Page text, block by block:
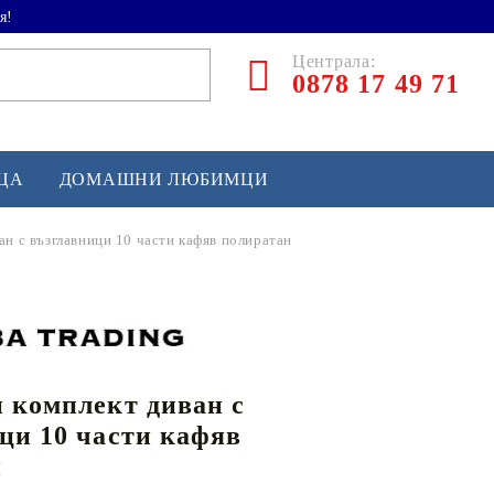
Централа:
0878 17 49 71
и софтбол
и лакрос
спортно оборудване
ДОМАШНИ ЛЮБИМЦИ
с възглавници 10 части кафяв полиратан
комплект диван с
10 части кафяв